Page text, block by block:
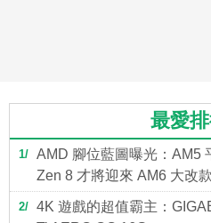
最愛
1
AMD 腳位藍圖曝光：AM5
Zen 8 才將迎來 AM6 大改款
2
4K 遊戲的超值霸主：